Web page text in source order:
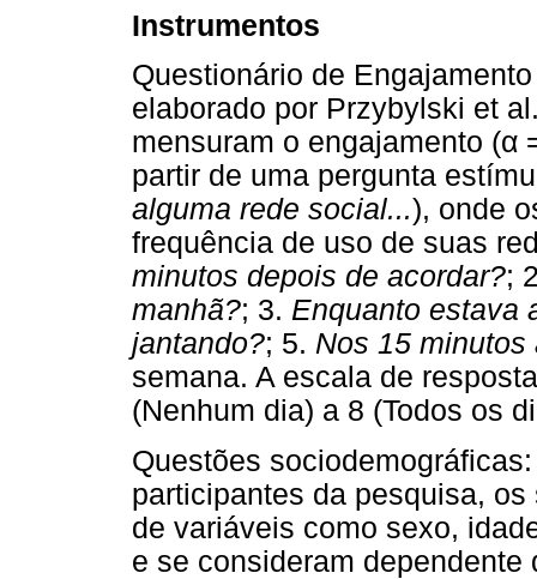
Instrumentos
Questionário de
elaborado por Przybylski et
mensuram o engajamento (α
partir de uma pergunta
alguma rede social...), onde
frequência de uso de suas
minutos depois de acordar?;
manhã?; 3. Enquanto estava
jantando?; 5. Nos 15 minutos
semana. A escala de
(Nenhum dia) a 8 (Todos os
Questões
participantes da pesquisa,
de variáveis como sexo,
e se consideram dependente